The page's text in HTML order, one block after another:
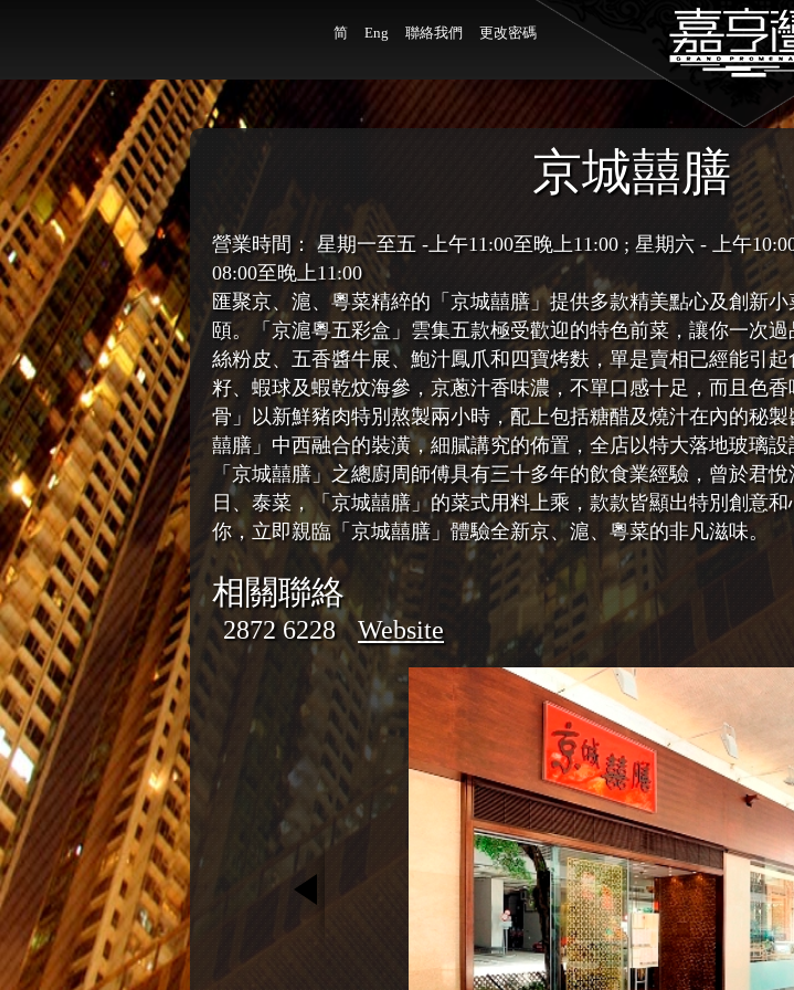
简 Eng 聯絡我們 更改密碼
京城囍膳
營業時間： 星期一至五 -上午11:00至晚上11:00 ; 星期六 - 上午
08:00至晚上11:00
匯聚京、滬、粵菜精綷的「京城囍膳」提供多款精美點心及創新
頤。「京滬粵五彩盒」雲集五款極受歡迎的特色前菜，讓你一次
絲粉皮、五香醬牛展、鮑汁鳳爪和四寶烤麩，單是賣相已經能引
籽、蝦球及蝦乾炆海參，京蔥汁香味濃，不單口感十足，而且色
骨」以新鮮豬肉特別熬製兩小時，配上包括糖醋及燒汁在內的秘
囍膳」中西融合的裝潢，細膩講究的佈置，全店以特大落地玻璃設
「京城囍膳」之總廚周師傅具有三十多年的飲食業經驗，曾於君悅
日、泰菜，「京城囍膳」的菜式用料上乘，款款皆顯出特別創意
你，立即親臨「京城囍膳」體驗全新京、滬、粵菜的非凡滋味。
相關聯絡
2872 6228 Website